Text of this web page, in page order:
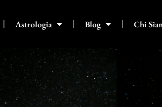
Astrologia Blog Chi